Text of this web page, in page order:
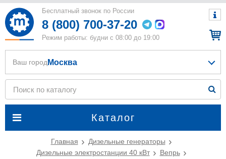
Бесплатный звонок по России
8 (800) 700-37-20
Режим работы: будни с 08:00 до 19:00
Каталог
Ваш город Москва
Главная
Дизельные генераторы
Дизельные электростанции 40 кВт
Вепрь